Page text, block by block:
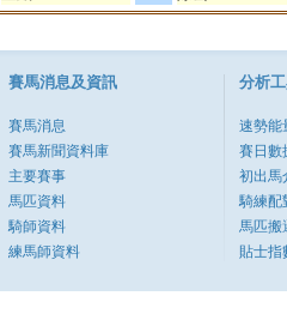
賽馬消息及資訊
賽馬消息
賽馬新聞資料庫
主要賽事
馬匹資料
騎師資料
練馬師資料
分析
速勢能
賽日數
初出馬
騎練配
馬匹搬
貼士指